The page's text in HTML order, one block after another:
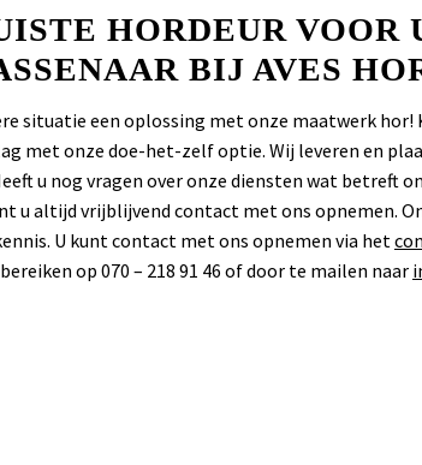
HORDEUR VOOR
BIJ AVES
situatie een oplossing met onze maatwerk hor!
met onze doe-het-zelf optie. Wij leveren en
u nog vragen over onze diensten wat betreft
u altijd vrijblijvend contact met ons opnemen.
U kunt contact met ons opnemen via het
op 070 – 218 91 46 of door te mailen naar